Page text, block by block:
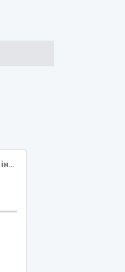
33120000-7 Системи реєстрації медичної інформації та дослідне обладнання